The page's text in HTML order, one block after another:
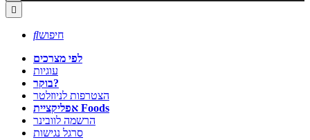

חיפוש
לפי מצרכים
עוגיות
בוקר?
הצטרפות לניוזלטר
אפליקציית Foods
הרשמה לוובינר
סרגל נגישות